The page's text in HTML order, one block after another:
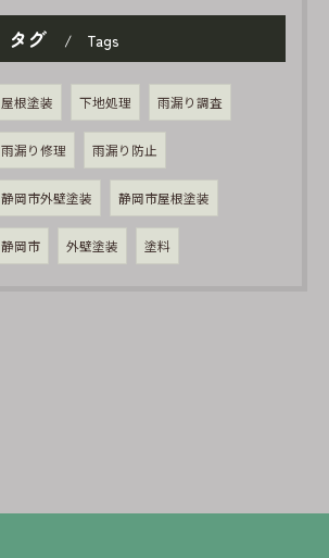
タグ Tags
屋根塗装 下地処理 雨漏り調査
雨漏り修理 雨漏り防止
静岡市外壁塗装 静岡市屋根塗装
静岡市 外壁塗装 塗料